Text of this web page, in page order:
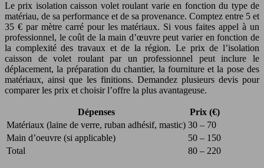
Le prix isolation caisson volet roulant varie en fonction du type de
matériau, de sa performance et de sa provenance. Comptez entre 5 et
35 € par mètre carré pour les matériaux. Si vous faites appel à un
professionnel, le coût de la main d’œuvre peut varier en fonction de
la complexité des travaux et de la région. Le prix de l’isolation
caisson de volet roulant par un professionnel peut inclure le
déplacement, la préparation du chantier, la fourniture et la pose des
matériaux, ainsi que les finitions. Demandez plusieurs devis pour
comparer les prix et choisir l’offre la plus avantageuse.
Dépenses
Prix (€)
Matériaux (laine de verre, ruban adhésif, mastic) 30 – 70
Main d’oeuvre (si applicable)
50 – 150
Total
80 – 220